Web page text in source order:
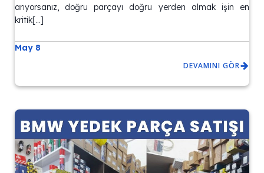
arıyorsanız, doğru parçayı doğru yerden almak işin en
kritik[…]
May 8
DEVAMINI GÖR